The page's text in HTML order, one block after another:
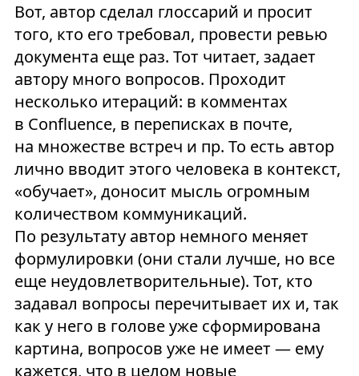
Вот, автор сделал глоссарий и просит
того, кто его требовал, провести ревью
документа еще раз. Тот читает, задает
автору много вопросов. Проходит
несколько итераций: в комментах
в Confluence, в переписках в почте,
на множестве встреч и пр. То есть автор
лично вводит этого человека в контекст,
«обучает», доносит мысль огромным
количеством коммуникаций.
По результату автор немного меняет
формулировки (они стали лучше, но все
еще неудовлетворительные). Тот, кто
задавал вопросы перечитывает их и, так
как у него в голове уже сформирована
картина, вопросов уже не имеет — ему
кажется, что в целом новые